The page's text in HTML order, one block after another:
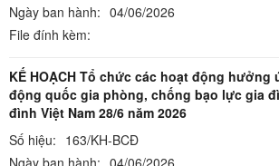
Ngày ban hành: 04/06/2026
File đính kèm:
KẾ HOẠCH Tổ chức các hoạt động hưởng
động quốc gia phòng, chống bạo lực gia
đình Việt Nam 28/6 năm 2026
Số hiệu: 163/KH-BCĐ